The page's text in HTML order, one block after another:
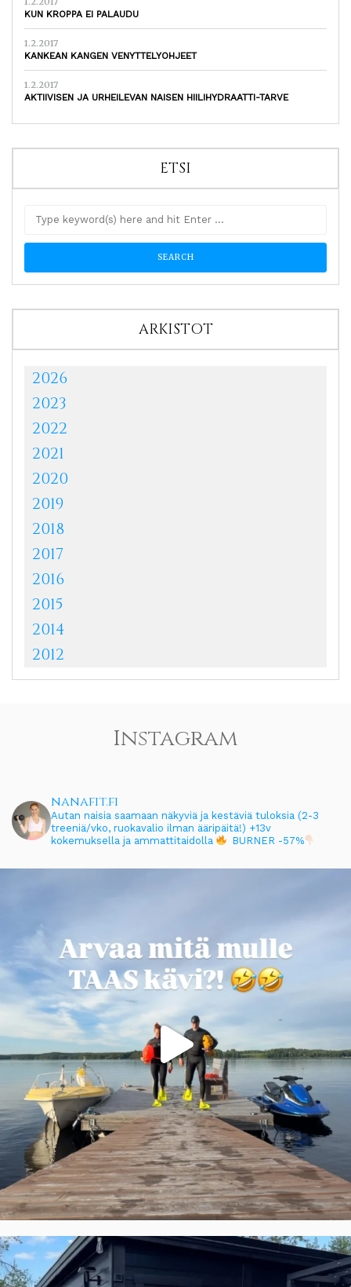
KUN KROPPA EI PALAUDU
1.2.2017
KANKEAN KANGEN VENYTTELYOHJEET
1.2.2017
AKTIIVISEN JA URHEILEVAN NAISEN HIILIHYDRAATTI-TARVE
ETSI
ARKISTOT
2026
2023
2022
2021
2020
2019
2018
2017
2016
2015
2014
2012
Instagram
nanafit.fi
Autan naisia saamaan näkyviä ja kestäviä tuloksia (2-3
treeniä/vko, ruokavalio ilman ääripäitä!) +13v
kokemuksella ja ammattitaidolla
BURNER -57%